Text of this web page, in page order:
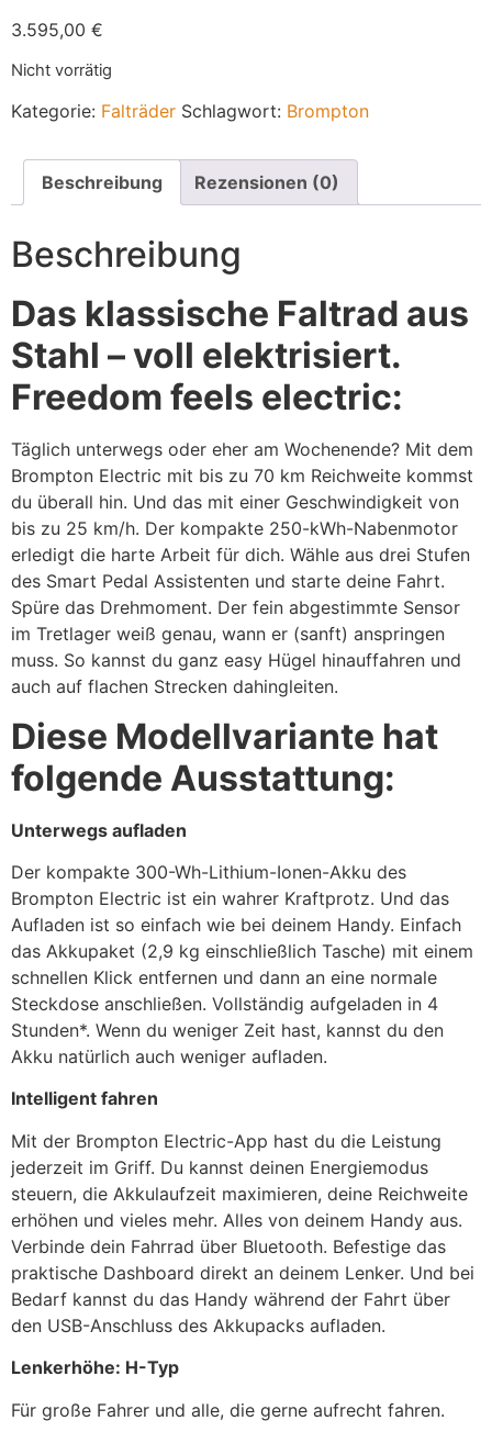
3.595,00 €
Nicht vorrätig
Kategorie: Falträder Schlagwort: Brompton
Beschreibung Rezensionen (0)
Beschreibung
Das klassische Faltrad aus
Stahl – voll elektrisiert.
Freedom feels electric:
Täglich unterwegs oder eher am Wochenende? Mit dem
Brompton Electric mit bis zu 70 km Reichweite kommst
du überall hin. Und das mit einer Geschwindigkeit von
bis zu 25 km/h. Der kompakte 250-kWh-Nabenmotor
erledigt die harte Arbeit für dich. Wähle aus drei Stufen
des Smart Pedal Assistenten und starte deine Fahrt.
Spüre das Drehmoment. Der fein abgestimmte Sensor
im Tretlager weiß genau, wann er (sanft) anspringen
muss. So kannst du ganz easy Hügel hinauffahren und
auch auf flachen Strecken dahingleiten.
Diese Modellvariante hat
folgende Ausstattung:
Unterwegs aufladen
Der kompakte 300-Wh-Lithium-Ionen-Akku des
Brompton Electric ist ein wahrer Kraftprotz. Und das
Aufladen ist so einfach wie bei deinem Handy. Einfach
das Akkupaket (2,9 kg einschließlich Tasche) mit einem
schnellen Klick entfernen und dann an eine normale
Steckdose anschließen. Vollständig aufgeladen in 4
Stunden*. Wenn du weniger Zeit hast, kannst du den
Akku natürlich auch weniger aufladen.
Intelligent fahren
Mit der Brompton Electric-App hast du die Leistung
jederzeit im Griff. Du kannst deinen Energiemodus
steuern, die Akkulaufzeit maximieren, deine Reichweite
erhöhen und vieles mehr. Alles von deinem Handy aus.
Verbinde dein Fahrrad über Bluetooth. Befestige das
praktische Dashboard direkt an deinem Lenker. Und bei
Bedarf kannst du das Handy während der Fahrt über
den USB-Anschluss des Akkupacks aufladen.
Lenkerhöhe: H-Typ
Für große Fahrer und alle, die gerne aufrecht fahren.